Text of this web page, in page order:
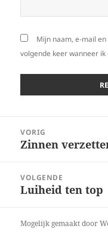
Mijn naam, e-mail
volgende keer wanneer
navigatie
VORIG
Vorig
Zinnen
VOLGENDE
Volgend
Luiheid ten top
Mogelijk gemaakt door